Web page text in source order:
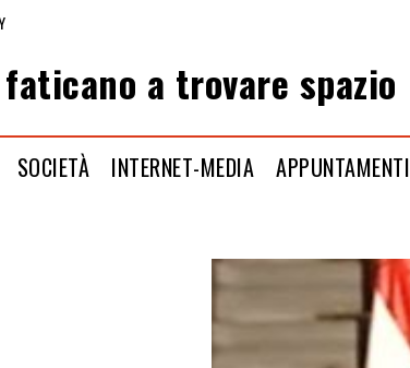
a trovare spazio
SOCIETÀ INTERNET-MEDIA APPUNTAMENTI